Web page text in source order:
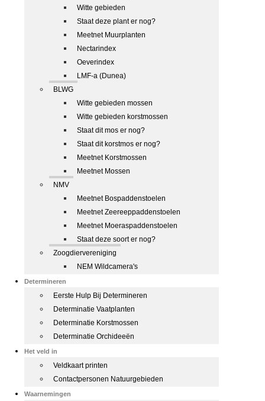
Witte gebieden
Staat deze plant er nog?
Meetnet Muurplanten
Nectarindex
Oeverindex
LMF-a (Dunea)
BLWG
Witte gebieden mossen
Witte gebieden korstmossen
Staat dit mos er nog?
Staat dit korstmos er nog?
Meetnet Korstmossen
Meetnet Mossen
NMV
Meetnet Bospaddenstoelen
Meetnet Zeereeppaddenstoelen
Meetnet Moeraspaddenstoelen
Staat deze soort er nog?
Zoogdiervereniging
NEM Wildcamera's
Determineren
Eerste Hulp Bij Determineren
Determinatie Vaatplanten
Determinatie Korstmossen
Determinatie Orchideeën
Het veld in
Veldkaart printen
Contactpersonen Natuurgebieden
Waarnemingen